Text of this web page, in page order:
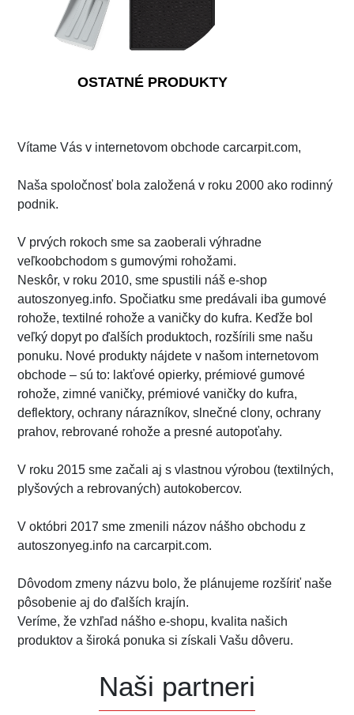
OSTATNÉ PRODUKTY
Vítame Vás v internetovom obchode carcarpit.com,
Naša spoločnosť bola založená v roku 2000 ako rodinný
podnik.
V prvých rokoch sme sa zaoberali výhradne
veľkoobchodom s gumovými rohožami.
Neskôr, v roku 2010, sme spustili náš e-shop
autoszonyeg.info. Spočiatku sme predávali iba gumové
rohože, textilné rohože a vaničky do kufra. Keďže bol
veľký dopyt po ďalších produktoch, rozšírili sme našu
ponuku. Nové produkty nájdete v našom internetovom
obchode – sú to: lakťové opierky, prémiové gumové
rohože, zimné vaničky, prémiové vaničky do kufra,
deflektory, ochrany nárazníkov, slnečné clony, ochrany
prahov, rebrované rohože a presné autopoťahy.
V roku 2015 sme začali aj s vlastnou výrobou (textilných,
plyšových a rebrovaných) autokobercov.
V októbri 2017 sme zmenili názov nášho obchodu z
autoszonyeg.info na carcarpit.com.
Dôvodom zmeny názvu bolo, že plánujeme rozšíriť naše
pôsobenie aj do ďalších krajín.
Veríme, že vzhľad nášho e-shopu, kvalita našich
produktov a široká ponuka si získali Vašu dôveru.
Naši partneri